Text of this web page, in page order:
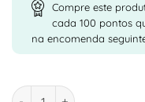
Compre este
cada 100 pontos
na encomenda
Quantidade de Vancat -